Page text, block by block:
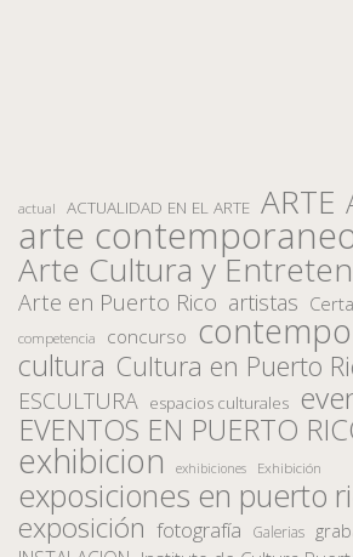
actual ACTUALIDAD EN EL ARTE ARTE
arte
Arte Cultura y
Arte en Puerto Rico artistas
competencia concurso
cultura Cultura en Puerto
ESCULTURA espacios culturales
EVENTOS EN PUERTO
exhibicion exhibiciones Exhibición
exposiciones en puerto
exposición fotografía Galerias